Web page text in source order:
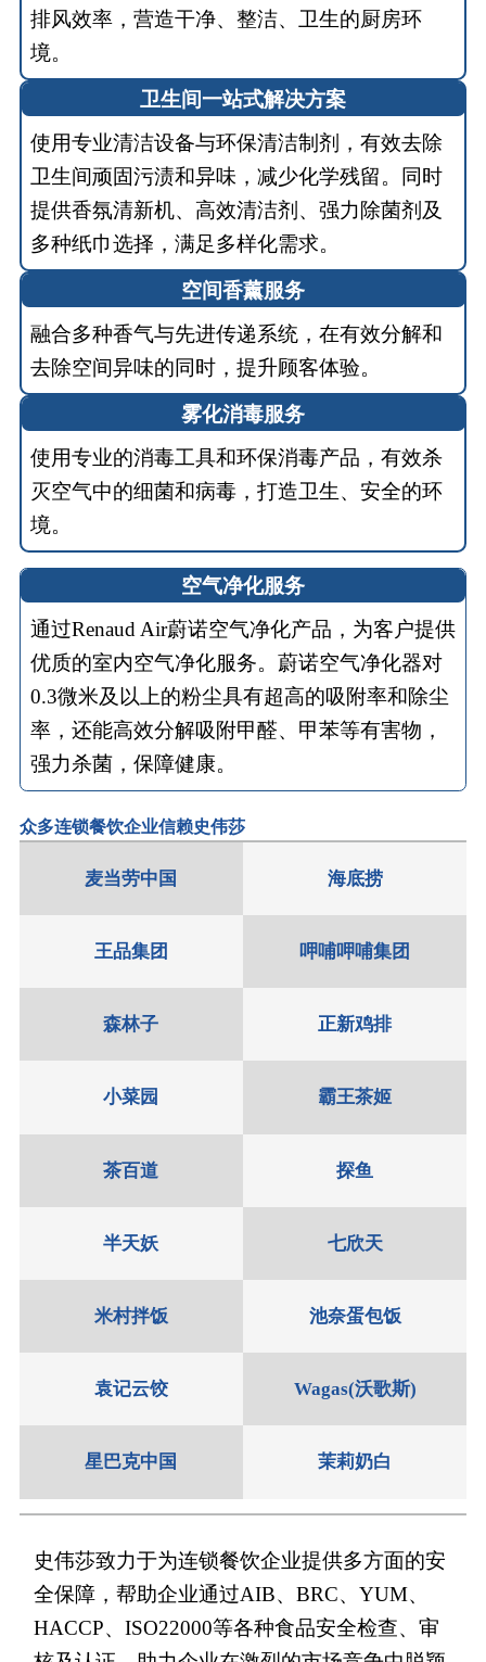
排风效率，营造干净、整洁、卫生的厨房环
境。
卫生间一站式解决方案
使用专业清洁设备与环保清洁制剂，有效去除
卫生间顽固污渍和异味，减少化学残留。同时
提供香氛清新机、高效清洁剂、强力除菌剂及
多种纸巾选择，满足多样化需求。
空间香薰服务
融合多种香气与先进传递系统，在有效分解和
去除空间异味的同时，提升顾客体验。
雾化消毒服务
使用专业的消毒工具和环保消毒产品，有效杀
灭空气中的细菌和病毒，打造卫生、安全的环
境。
空气净化服务
通过Renaud Air蔚诺空气净化产品，为客户提供
优质的室内空气净化服务。蔚诺空气净化器对
0.3微米及以上的粉尘具有超高的吸附率和除尘
率，还能高效分解吸附甲醛、甲苯等有害物，
强力杀菌，保障健康。
众多连锁餐饮企业信赖史伟莎
麦当劳中国 海底捞
王品集团 呷哺呷哺集团
森林子 正新鸡排
小菜园 霸王茶姬
茶百道 探鱼
半天妖 七欣天
米村拌饭 池奈蛋包饭
袁记云饺 Wagas(沃歌斯)
星巴克中国 茉莉奶白
史伟莎致力于为连锁餐饮企业提供多方面的安
全保障，帮助企业通过AIB、BRC、YUM、
HACCP、ISO22000等各种食品安全检查、审